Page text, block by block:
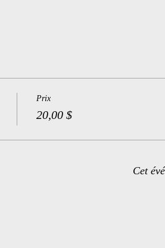
Prix
20,00 $
Cet